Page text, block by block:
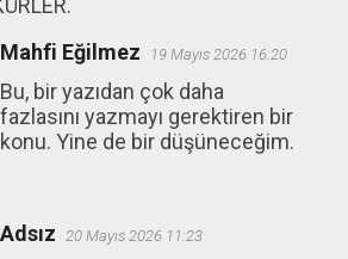
Mahfi Eğilmez 19 Mayıs 2026 16:20
Bu, bir yazıdan çok daha
fazlasını yazmayı gerektiren bir
konu. Yine de bir düşüneceğim.
Adsız 20 Mayıs 2026 11:23